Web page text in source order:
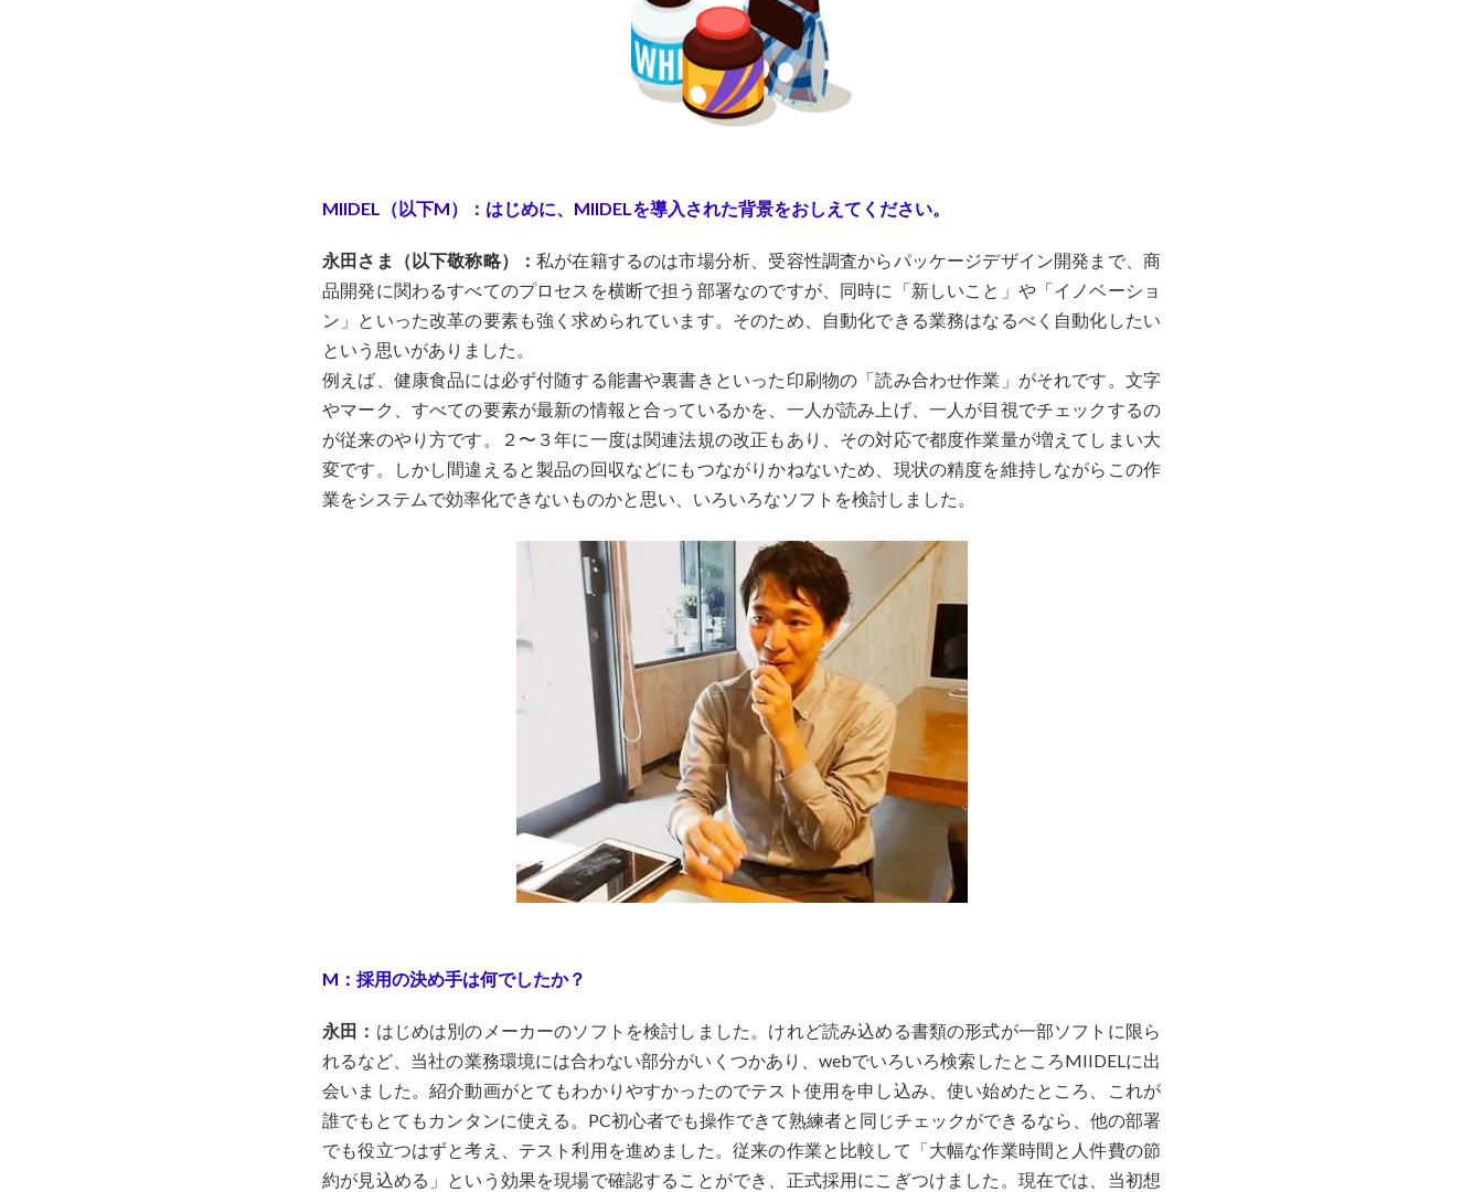
MIIDEL（以下M）：はじめに、MIIDELを導入された背景をおしえてください。
永田さま（以下敬称略）：私が在籍するのは市場分析、受容性調査からパッケージデザイン開発まで、商
品開発に関わるすべてのプロセスを横断で担う部署なのですが、同時に「新しいこと」や「イノベーショ
ン」といった改革の要素も強く求められています。そのため、自動化できる業務はなるべく自動化したい
という思いがありました。
例えば、健康食品には必ず付随する能書や裏書きといった印刷物の「読み合わせ作業」がそれです。文字
やマーク、すべての要素が最新の情報と合っているかを、一人が読み上げ、一人が目視でチェックするの
が従来のやり方です。２〜３年に一度は関連法規の改正もあり、その対応で都度作業量が増えてしまい大
変です。しかし間違えると製品の回収などにもつながりかねないため、現状の精度を維持しながらこの作
業をシステムで効率化できないものかと思い、いろいろなソフトを検討しました。
M：採用の決め手は何でしたか？
永田： はじめは別のメーカーのソフトを検討しました。けれど読み込める書類の形式が一部ソフトに限ら
れるなど、当社の業務環境には合わない部分がいくつかあり、webでいろいろ検索したところMIIDELに出
会いました。紹介動画がとてもわかりやすかったのでテスト使用を申し込み、使い始めたところ、これが
誰でもとてもカンタンに使える。PC初心者でも操作できて熟練者と同じチェックができるなら、他の部署
でも役立つはずと考え、テスト利用を進めました。従来の作業と比較して「大幅な作業時間と人件費の節
約が見込める」という効果を現場で確認することができ、正式採用にこぎつけました。現在では、当初想